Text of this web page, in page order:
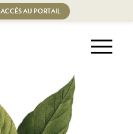
ACCÈS AU PORTAIL